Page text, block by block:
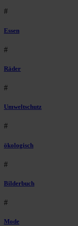
#
Essen
#
Räder
#
Umweltschutz
#
ökologisch
#
Bilderbuch
#
Mode